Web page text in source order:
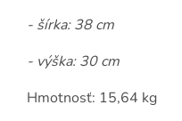
- šírka: 38 cm
- výška: 30 cm
Hmotnosť: 15,64 kg